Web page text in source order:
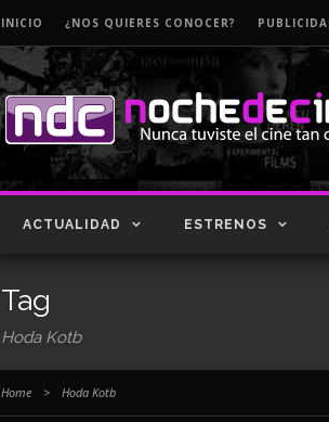
INICIO ¿NOS QUIERES CONOCER?
ACTUALIDAD ESTRENOS
Tag
Hoda Kotb
Home > Hoda Kotb